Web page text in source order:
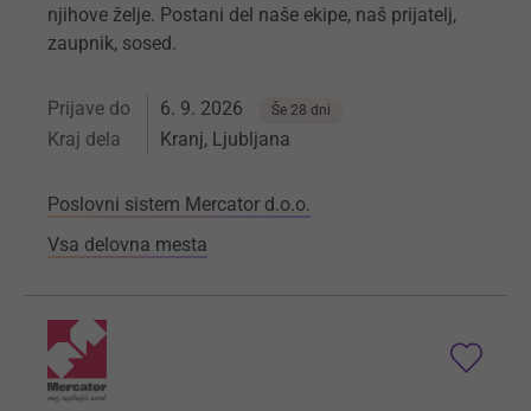
njihove želje. Postani del naše ekipe, naš prijatelj,
zaupnik, sosed.
Prijave do 6. 9. 2026 Še 28 dni
Kraj dela Kranj, Ljubljana
Poslovni sistem Mercator d.o.o.
Vsa delovna mesta